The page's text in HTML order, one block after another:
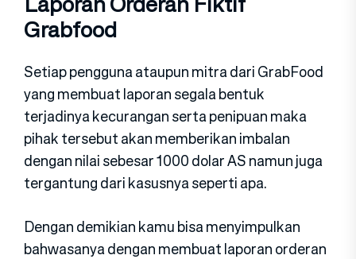
Grabfood
Setiap pengguna ataupun mitra dari GrabFood
yang membuat laporan segala bentuk
terjadinya kecurangan serta penipuan maka
pihak tersebut akan memberikan imbalan
dengan nilai sebesar 1000 dolar AS namun juga
tergantung dari kasusnya seperti apa.
Dengan demikian kamu bisa menyimpulkan
bahwasanya dengan membuat laporan orderan